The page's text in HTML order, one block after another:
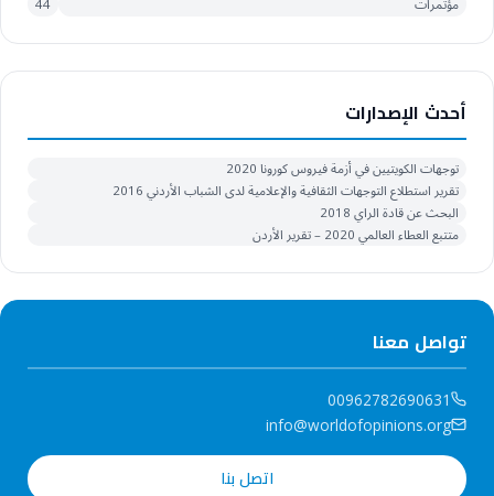
مؤتمرات
44
أحدث الإصدارات
توجهات الكويتيين في أزمة فيروس كورونا 2020
تقرير استطلاع التوجهات الثقافية والإعلامية لدى الشباب الأردني 2016
البحث عن قادة الراي 2018
متتبع العطاء العالمي 2020 – تقرير الأردن
تواصل معنا
00962782690631
info@worldofopinions.org
اتصل بنا